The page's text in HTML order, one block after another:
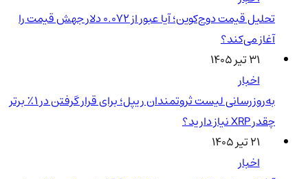
تحلیل قیمت دوج‌کوین؛ آیا عبور از ۰.۰۷۲ دلار جهش قیمت را
آغاز می‌کند؟
۳۱ تیر ۱۴۰۵
اخبار
به‌روزرسانی لیست ثروتمندان ریپل؛ برای قرار گرفتن در ۱٪ برتر
چقدر XRP نیاز دارید؟
۲۱ تیر ۱۴۰۵
اخبار